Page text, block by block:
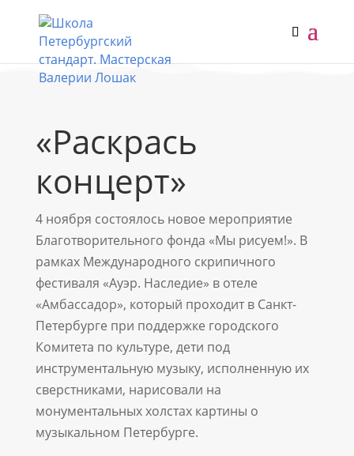
«Раскрась
концерт»
4 ноября состоялось новое мероприятие
Благотворительного фонда «Мы рисуем!». В
рамках Международного скрипичного
фестиваля «Ауэр. Наследие» в отеле
«Амбассадор», который проходит в Санкт-
Петербурге при поддержке городского
Комитета по культуре, дети под
инструментальную музыку, исполненную их
сверстниками, нарисовали на
монументальных холстах картины о
музыкальном Петербурге.